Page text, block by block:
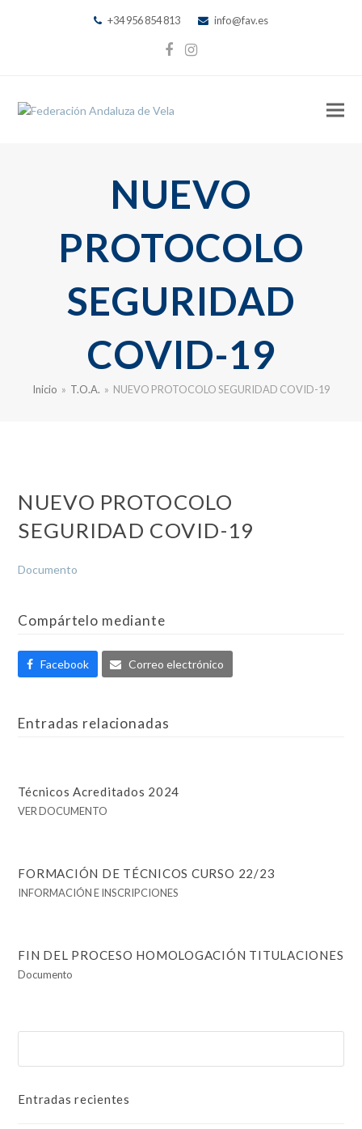
+34 956 854 813 info@fav.es
Facebook
Instagram
NUEVO
PROTOCOLO
SEGURIDAD
COVID-19
Inicio » T.O.A. » NUEVO PROTOCOLO SEGURIDAD COVID-19
NUEVO PROTOCOLO
SEGURIDAD COVID-19
Documento
Compártelo mediante
Facebook Correo electrónico
Entradas relacionadas
Técnicos Acreditados 2024
VER DOCUMENTO
FORMACIÓN DE TÉCNICOS CURSO 22/23
INFORMACIÓN E INSCRIPCIONES
FIN DEL PROCESO HOMOLOGACIÓN TITULACIONES
Documento
Entradas recientes